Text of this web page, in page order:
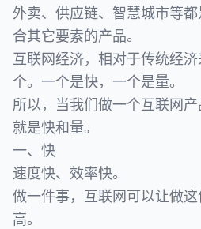
外卖、供应链、智慧城市等
合其它要素的产品。
互联网经济，相对于传统经
个。一个是快，一个是量。
所以，当我们做一个互联网
就是快和量。
一、快
速度快、效率快。
做一件事，互联网可以让做
高。